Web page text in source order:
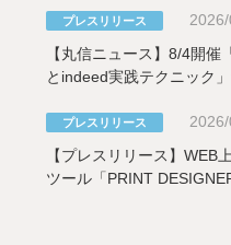
プレスリリース
【丸信ニュース】8/4開
とindeed実践テクニック
プレスリリース
【プレスリリース】WEB
ツール「PRINT